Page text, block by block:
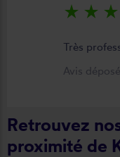
star_rate star_rate star_rate
Très
Avis
Retrouvez
proximité de